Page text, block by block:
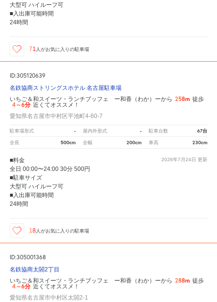
大型可 ハイルーフ可
■入出庫可能時間
24時間
71 人がお気に入りの駐車場
ID:305120639
名鉄協商ストリングスホテル 名古屋駐車場
いちご＆和スイーツ・ランチブッフェ ー和香（わか）ーから 258m 徒歩
4～6分 近くてオススメ！
愛知県名古屋市中村区平池町4-60-7
駐車場形式 - 屋内外形式 - 駐車台数 67台
全長 500cm 全幅 200cm 車高 230cm
2026年7月24日 更新
■料金
全日 00:00〜24:00 30分 500円
■駐車サイズ
大型可 ハイルーフ可
■入出庫可能時間
24時間
18人がお気に入りの駐車場
ID:305001368
名鉄協商太閤2丁目
いちご＆和スイーツ・ランチブッフェ ー和香（わか）ーから 288m 徒歩
4～6分 近くてオススメ！
愛知県名古屋市中村区太閤2-1